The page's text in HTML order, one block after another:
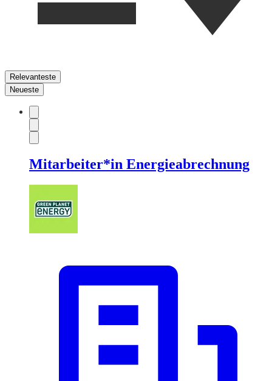
Relevanteste
Neueste
Mitarbeiter*in Energieabrechnung